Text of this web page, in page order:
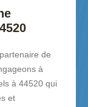
de
à
à 44520 qui
et